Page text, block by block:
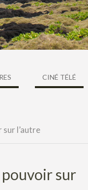
CINÉ TÉLÉ
l’autre
sur